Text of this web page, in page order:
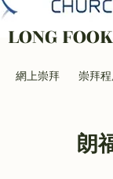
LONG
網上崇拜 崇拜
朗